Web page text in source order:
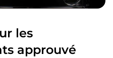
les
approuvé